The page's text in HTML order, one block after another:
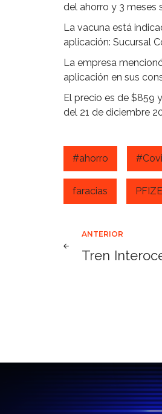
del ahorro y 3 meses
La vacuna está
aplicación: Sucursal
La empresa
aplicación en sus
El precio es de $859
del 21 de diciembre
#ahorro
faracias
ANTERIOR
Tren